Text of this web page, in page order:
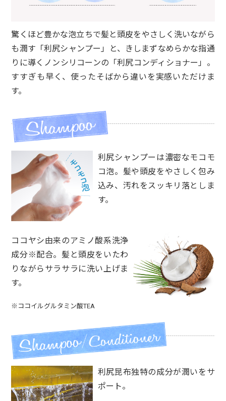
共にペタってなるのが悩みでしたが、利尻シ
に気にならなくなりました。
お気に入りのシャンプーとリンスです!
驚くほど豊かな泡立ちで髪と頭皮をやさしく洗いながら
も潤す「利尻シャンプー」と、きしまずなめらかな指通
りに導くノンシリコーンの「利尻コンディショナー」。
すすぎも早く、使ったそばから違いを実感いただけま
す。
利尻シャンプーは濃密なモコモ
コ泡。髪や頭皮をやさしく包み
込み、汚れをスッキリ落としま
す。
ココヤシ由来のアミノ酸系洗浄
成分※配合。髪と頭皮をいたわ
りながらサラサラに洗い上げま
す。
※ココイルグルタミン酸TEA
利尻昆布独特の成分が潤いをサ
ポート。